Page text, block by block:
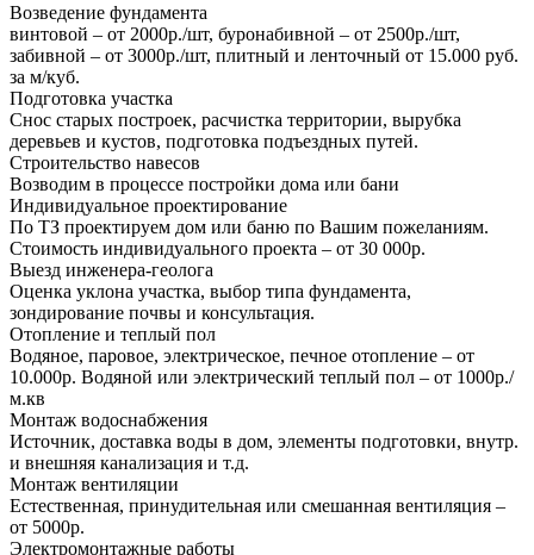
Возведение фундамента
винтовой – от 2000р./шт, буронабивной – от 2500р./шт,
забивной – от 3000р./шт, плитный и ленточный от 15.000 руб.
за м/куб.
Подготовка участка
Снос старых построек, расчистка территории, вырубка
деревьев и кустов, подготовка подъездных путей.
Строительство навесов
Возводим в процессе постройки дома или бани
Индивидуальное проектирование
По ТЗ проектируем дом или баню по Вашим пожеланиям.
Стоимость индивидуального проекта – от 30 000р.
Выезд инженера-геолога
Оценка уклона участка, выбор типа фундамента,
зондирование почвы и консультация.
Отопление и теплый пол
Водяное, паровое, электрическое, печное отопление – от
10.000р. Водяной или электрический теплый пол – от 1000р./
м.кв
Монтаж водоснабжения
Источник, доставка воды в дом, элементы подготовки, внутр.
и внешняя канализация и т.д.
Монтаж вентиляции
Естественная, принудительная или смешанная вентиляция –
от 5000р.
Электромонтажные работы